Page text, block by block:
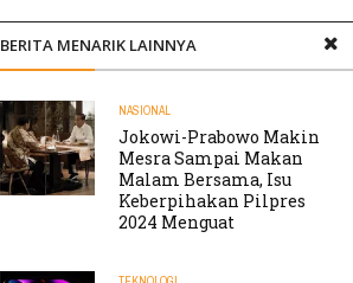
BERITA MENARIK LAINNYA
NASIONAL
Jokowi-Prabowo Makin
Mesra Sampai Makan
Malam Bersama, Isu
Keberpihakan Pilpres
2024 Menguat